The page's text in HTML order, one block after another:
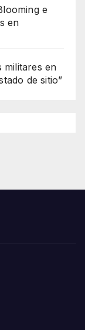
e
en
militares en
de sitio”